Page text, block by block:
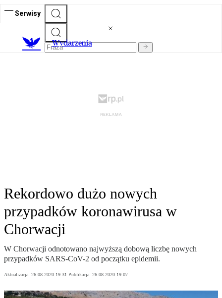
Serwisy
Wydarzenia
Rekordowo dużo nowych
przypadków koronawirusa w
Chorwacji
W Chorwacji odnotowano najwyższą dobową liczbę nowych
przypadków SARS-CoV-2 od początku epidemii.
Aktualizacja: 26.08.2020 19:31 Publikacja: 26.08.2020 19:07